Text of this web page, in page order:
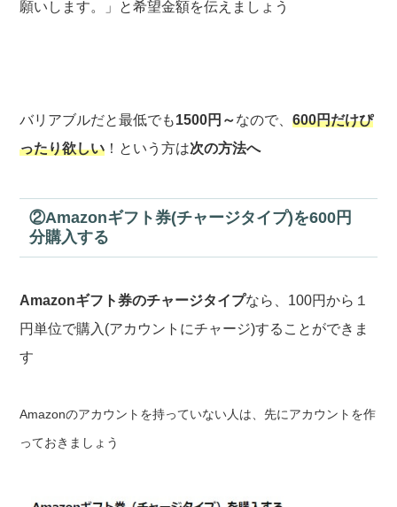
願いします。」と希望金額を伝えましょう
バリアブルだと最低でも1500円～なので、600円だけぴ
ったり欲しい ！という方は次の方法へ
②Amazonギフト券(チャージタイプ)を600円
分購入する
Amazonギフト券のチャージタイプなら、100円から１
円単位で購入(アカウントにチャージ)することができま
す
Amazonのアカウントを持っていない人は、先にアカウントを作
っておきましょう